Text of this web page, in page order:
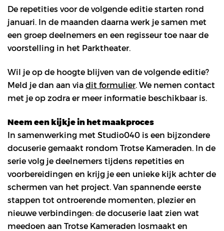
De repetities voor de volgende editie starten rond
januari. In de maanden daarna werk je samen met
een groep deelnemers en een regisseur toe naar de
voorstelling in het Parktheater.
Wil je op de hoogte blijven van de volgende editie?
Meld je dan aan via dit formulier. We nemen contact
met je op zodra er meer informatie beschikbaar is.
Neem een kijkje in het maakproces
In samenwerking met Studio040 is een bijzondere
docuserie gemaakt rondom Trotse Kameraden. In de
serie volg je deelnemers tijdens repetities en
voorbereidingen en krijg je een unieke kijk achter de
schermen van het project. Van spannende eerste
stappen tot ontroerende momenten, plezier en
nieuwe verbindingen: de docuserie laat zien wat
meedoen aan Trotse Kameraden losmaakt en